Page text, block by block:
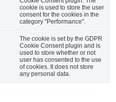
cookie is used to store the user
consent for the cookies in the
category "Performance".
The cookie is set by the GDPR
Cookie Consent plugin and is
used to store whether or not
user has consented to the use
of cookies. It does not store
any personal data.